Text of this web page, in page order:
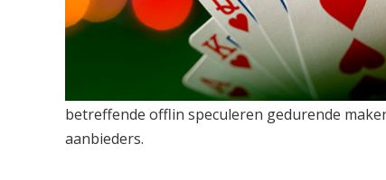
betreffende offlin speculeren gedurende
aanbieders.